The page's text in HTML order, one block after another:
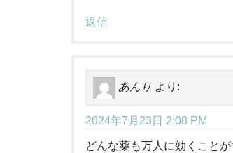
返信
あんり より:
2024年7月23日 2:08 PM
どんな薬も万人に効くこと